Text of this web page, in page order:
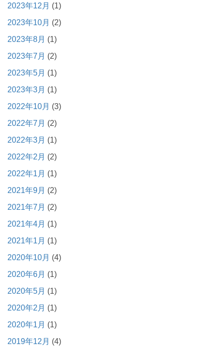
2023年12月 (1)
2023年10月 (2)
2023年8月 (1)
2023年7月 (2)
2023年5月 (1)
2023年3月 (1)
2022年10月 (3)
2022年7月 (2)
2022年3月 (1)
2022年2月 (2)
2022年1月 (1)
2021年9月 (2)
2021年7月 (2)
2021年4月 (1)
2021年1月 (1)
2020年10月 (4)
2020年6月 (1)
2020年5月 (1)
2020年2月 (1)
2020年1月 (1)
2019年12月 (4)